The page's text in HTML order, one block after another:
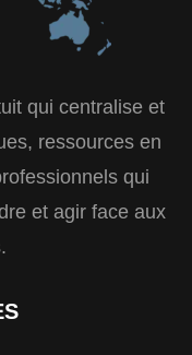
qui centralise et
ressources en
qui
et agir face aux